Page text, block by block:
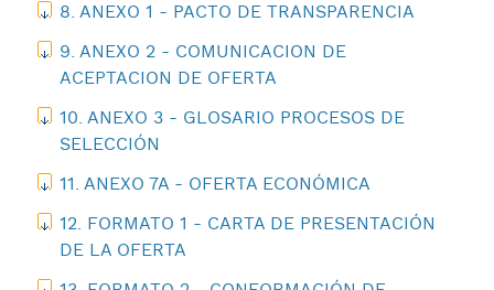
8. ANEXO 1 - PACTO DE TRANSPARENCIA
9. ANEXO 2 - COMUNICACION DE
ACEPTACION DE OFERTA
10. ANEXO 3 - GLOSARIO PROCESOS DE
SELECCIÓN
11. ANEXO 7A - OFERTA ECONÓMICA
12. FORMATO 1 - CARTA DE PRESENTACIÓN
DE LA OFERTA